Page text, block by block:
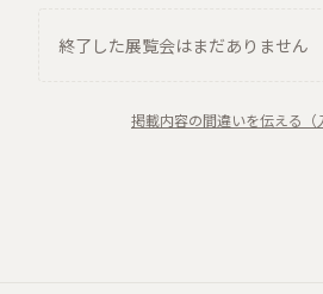
終了した展覧会はまだありません
掲載内容の間違いを伝える（